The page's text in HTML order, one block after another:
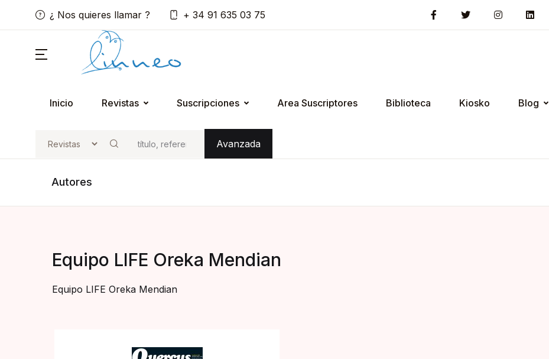
¿ Nos quieres llamar ? + 34 91 635 03 75
Inicio Revistas Suscripciones Area Suscriptores Biblioteca Kiosko Blog
Buscar
Avanzada
Autores
Equipo LIFE Oreka Mendian
Equipo LIFE Oreka Mendian